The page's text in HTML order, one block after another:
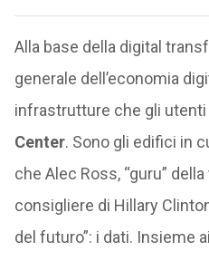
Alla base della digital
generale dell’economia
infrastrutture che gli utenti
Center. Sono gli edifici in
che Alec Ross, “guru”
consigliere di Hillary
del futuro”: i dati. Insieme